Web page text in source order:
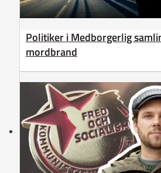
Politiker i Medborgerlig
mordbrand